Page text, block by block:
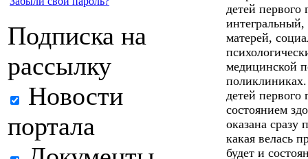
Подписка на
рассылку
Новости
портала
детей первого
интегральный,
матерей,
медицинской
поликлиниках.
детей первого
состоянием
оказана
какая велась
будет и